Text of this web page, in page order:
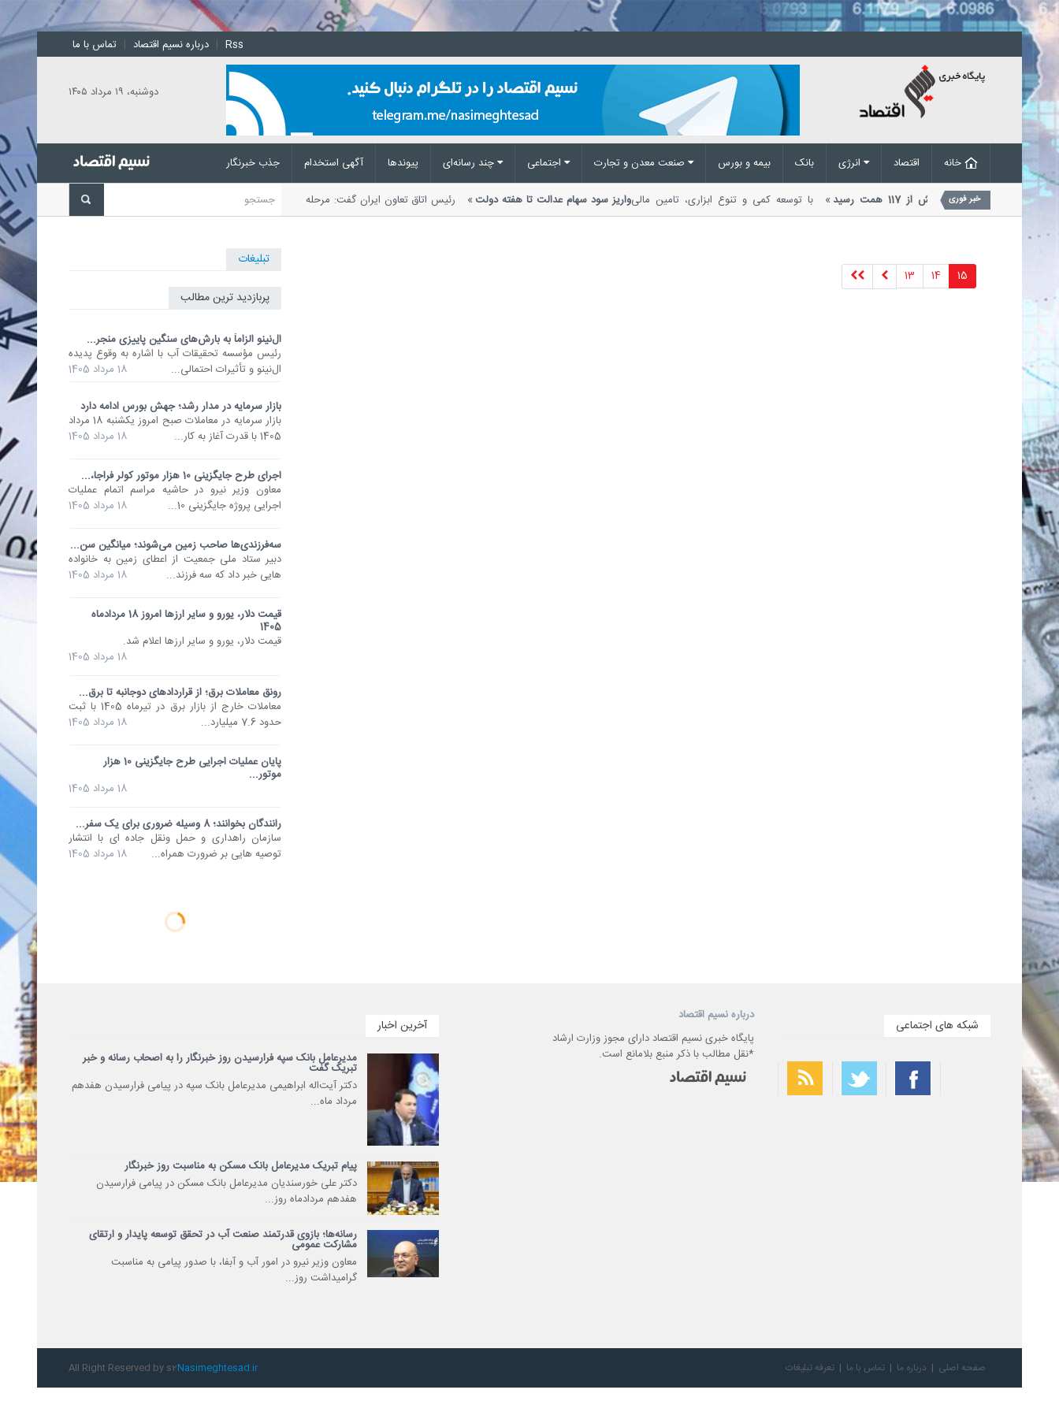
تماس با ما | درباره نسیم اقتصاد | Rss
دوشنبه، ۱۹ مرداد ۱۴۰۵
جذب خبرنگار آگهی استخدام پیوند‌ها بیمه و بورس بانک اقتصاد
خبر فوری واریز سود سهام عدالت تا هفته دولت
رئیس اتاق تعاون ایران گفت: مرحله نخست سود سهام عدالت
1404 تا پایان...
تامین مالی زنجیره تولید به بیش از 117 همت رسید
با توسعه کمی و تنوع ابزاری، تامین مالی
بنگاه‌های اقتصادی از طریق...
تبلیغات
پربازدید ترین مطالب
ال‌نینو الزاماً به بارش‌های سنگین پاییزی منجر...
رئیس مؤسسه تحقیقات آب با اشاره به وقوع پدیده
ال‌نینو و تأثیرات احتمالی...
18 مرداد 1405
بازار سرمایه در مدار رشد؛ جهش بورس ادامه دارد
بازار سرمایه در معاملات صبح امروز یکشنبه 18 مرداد
1405 با قدرت آغاز به کار...
18 مرداد 1405
اجرای طرح جایگزینی 10 هزار موتور کولر فراجا،...
معاون وزیر نیرو در حاشیه مراسم اتمام عملیات
اجرایی پروژه جایگزینی 10...
18 مرداد 1405
سه‌فرزندی‌ها صاحب زمین می‌شوند؛ میانگین سن...
دبیر ستاد ملی جمعیت از اعطای زمین به خانواده
هایی خبر داد که سه فرزند...
18 مرداد 1405
قیمت دلار، یورو و سایر ارزها امروز 18 مردادماه
1405
قیمت دلار، یورو و سایر ارزها اعلام شد.
18 مرداد 1405
رونق معاملات برق؛ از قراردادهای دوجانبه تا برق...
معاملات خارج از بازار برق در تیرماه 1405 با ثبت
حدود 7.6 میلیارد...
18 مرداد 1405
پایان عملیات اجرایی طرح جایگزینی 10 هزار
موتور...
18 مرداد 1405
رانندگان بخوانند؛ 8 وسیله ضروری برای یک سفر...
سازمان راهداری و حمل ونقل جاده ای با انتشار
توصیه هایی بر ضرورت همراه...
18 مرداد 1405
13 14 15
آخرین اخبار
مدیرعامل بانک سپه فرارسیدن روز خبرنگار را به اصحاب رسانه و خبر
تبریک گفت
دکتر آیتاله ابراهیمی مدیرعامل بانک سپه در پیامی فرارسیدن هفدهم
مرداد ماه...
پیام تبریک مدیرعامل بانک مسکن به مناسبت روز خبرنگار
دکتر علی خورسندیان مدیرعامل بانک مسکن در پیامی فرارسیدن
هفدهم مردادماه روز...
رسانه‌ها؛ بازوی قدرتمند صنعت آب در تحقق توسعه پایدار و ارتقای
مشارکت عمومی
معاون وزیر نیرو در امور آب و آبفا، با صدور پیامی به مناسبت
گرامیداشت روز...
درباره نسیم اقتصاد
پایگاه خبری نسیم اقتصاد دارای مجوز وزارت ارشاد
*نقل مطالب با ذکر منبع بلامانع است.
شبکه های اجتماعی
تعرفه تبلیغات تماس با ما درباره ما صفحه اصلی All Right Reserved by s2Nasimeghtesad.ir